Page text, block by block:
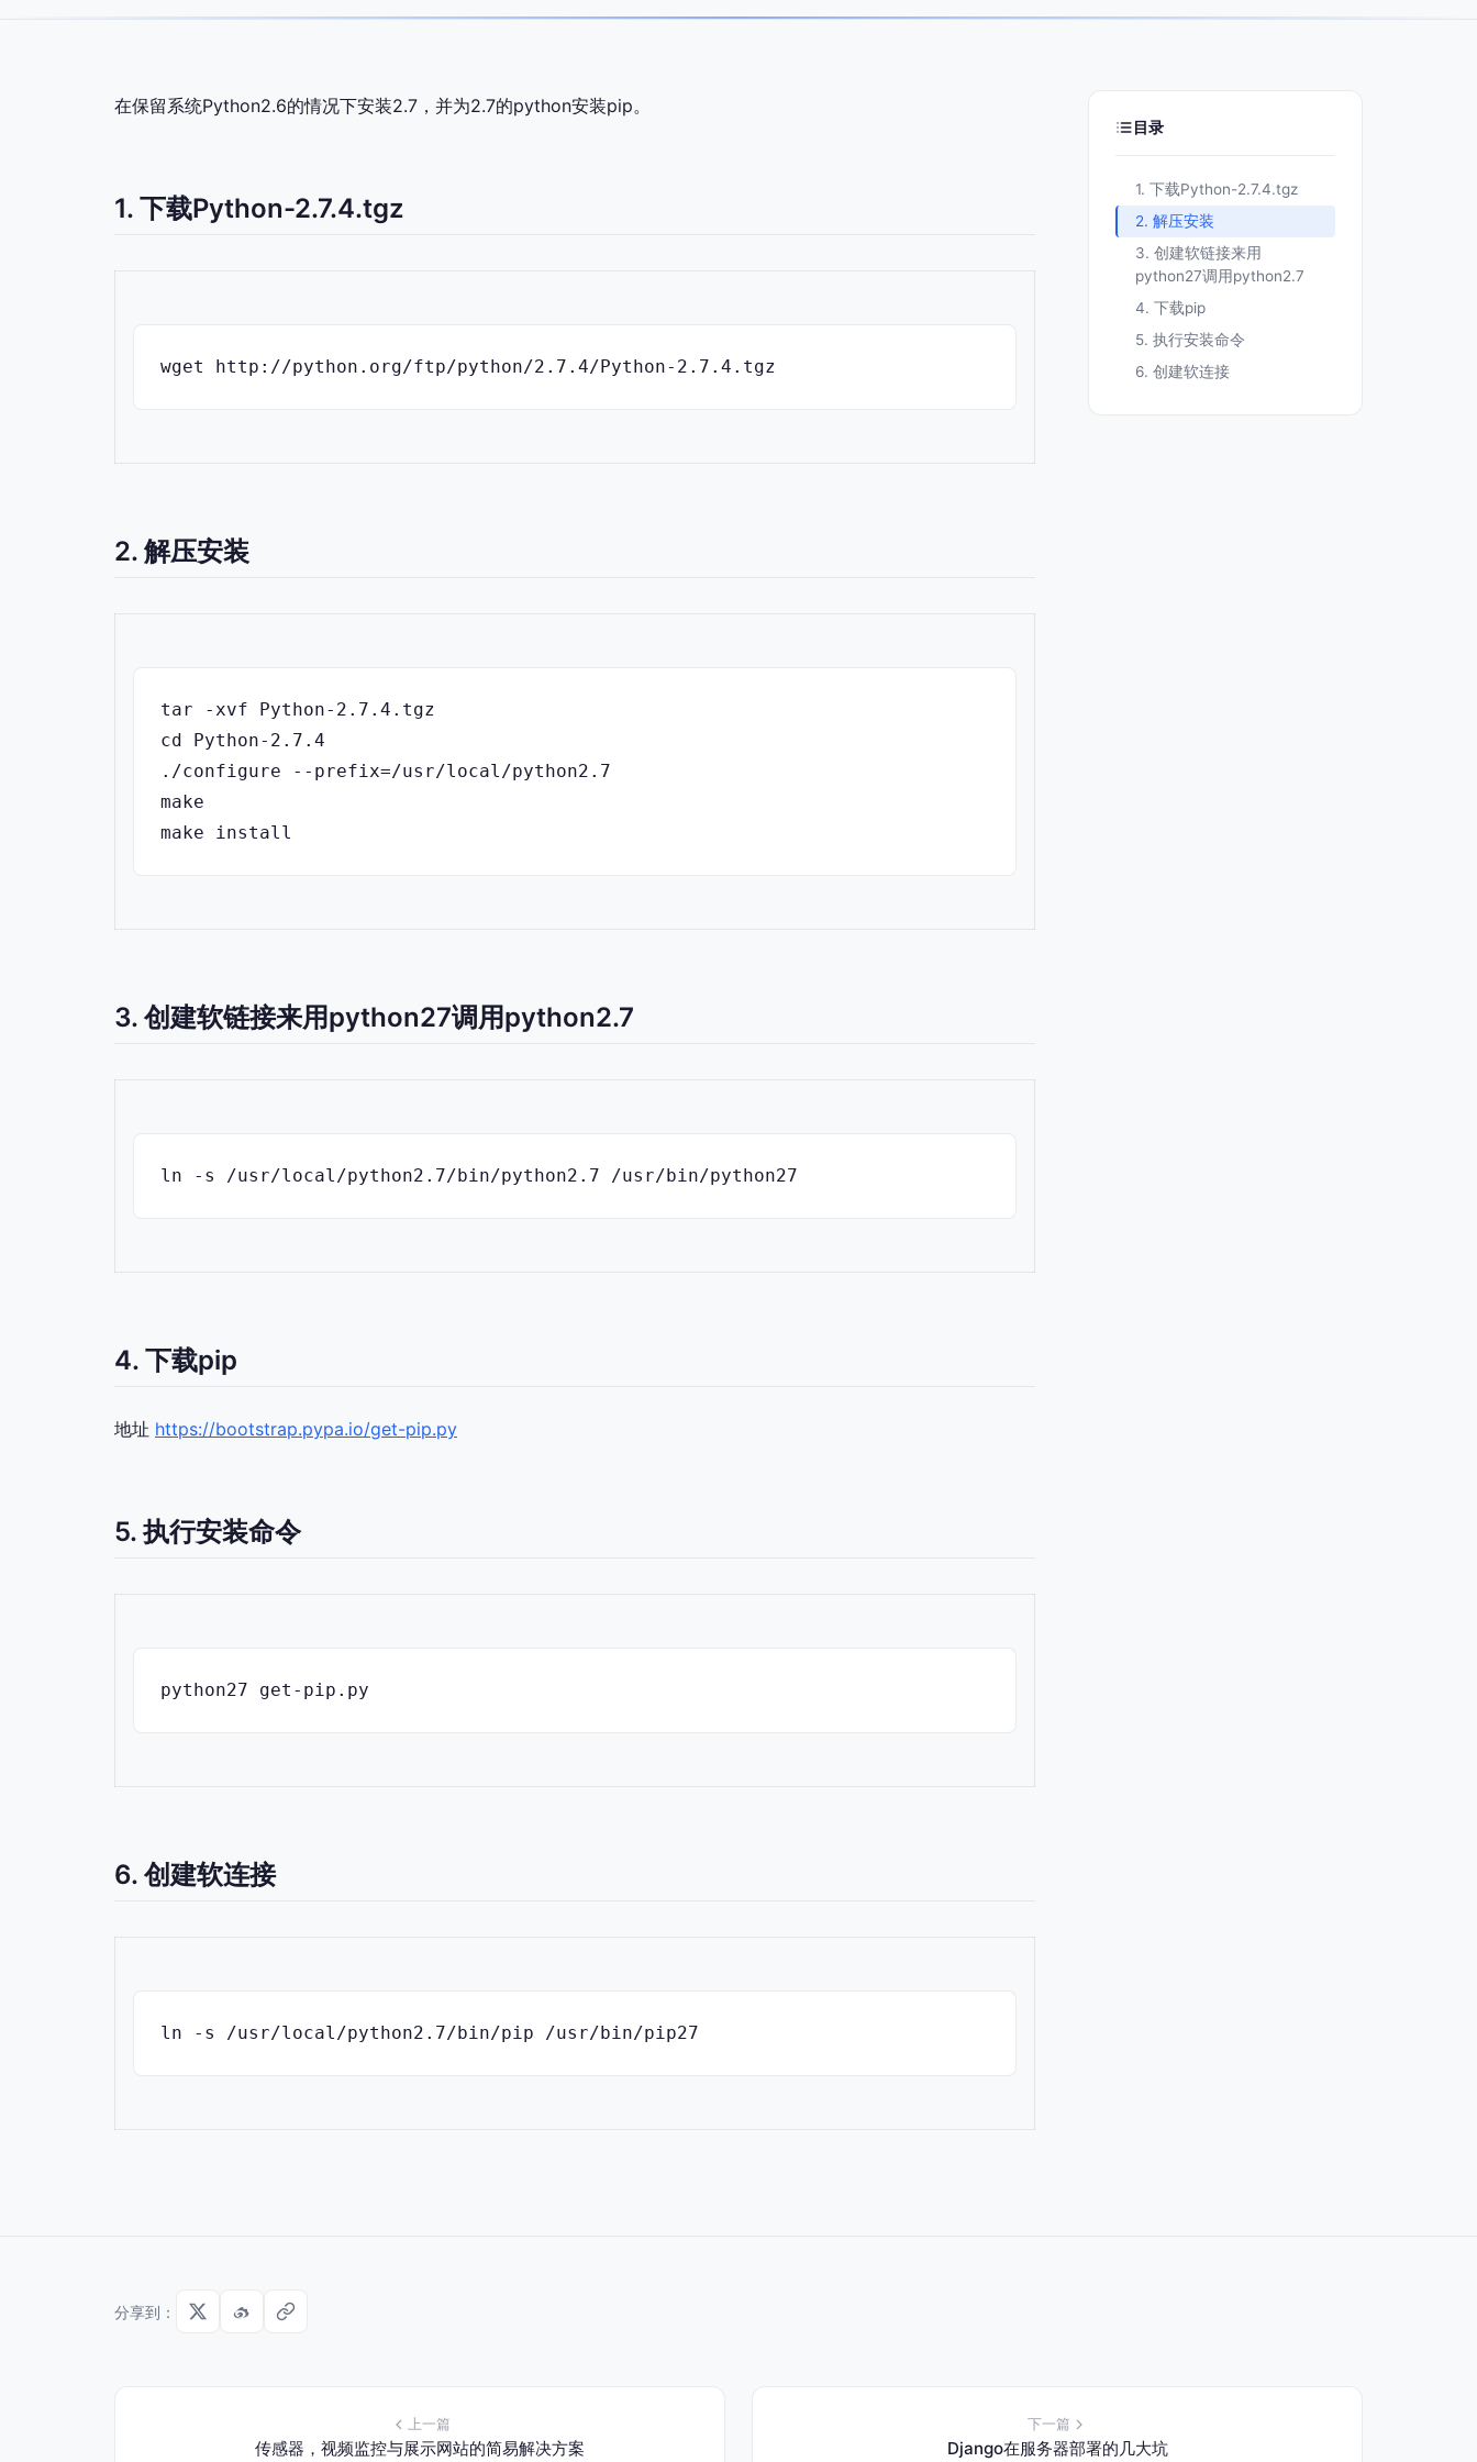
在保留系统Python2.6的情况下安装2.7，并为2.7的python安装pip。
1. 下载Python-2.7.4.tgz
wget http://python.org/ftp/python/2.7.4/Python-2.7.4.tgz
2. 解压安装
tar -xvf Python-2.7.4.tgz
cd Python-2.7.4
./configure --prefix=/usr/local/python2.7
make
make install
3. 创建软链接来用python27调用python2.7
ln -s /usr/local/python2.7/bin/python2.7 /usr/bin/python27
4. 下载pip
地址 https://bootstrap.pypa.io/get-pip.py
5. 执行安装命令
python27 get-pip.py
6. 创建软连接
ln -s /usr/local/python2.7/bin/pip /usr/bin/pip27
目录
1. 下载Python-2.7.4.tgz
2. 解压安装
3. 创建软链接来用
python27调用python2.7
4. 下载pip
5. 执行安装命令
6. 创建软连接
分享到：
上一篇
传感器，视频监控与展示网站的简易解决方案
下一篇
Django在服务器部署的几大坑